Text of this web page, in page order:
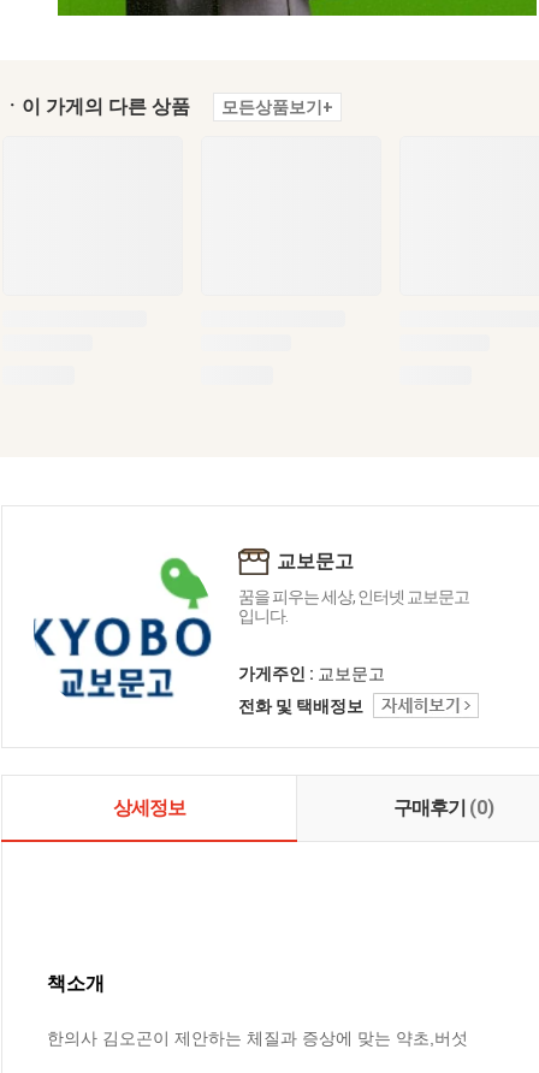
ㆍ이 가게의 다른 상품 모든상품보기+
교보문고
꿈을 피우는 세상, 인터넷 교보문고
입니다.
가게주인 : 교보문고
전화 및 택배정보
상세정보 구매후기 (0)
책소개
한의사 김오곤이 제안하는 체질과 증상에 맞는 약초,버섯